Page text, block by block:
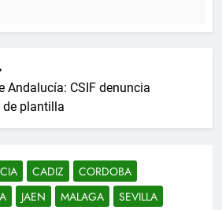
Andalucía: CSIF denuncia
plantilla
CADIZ
CORDOBA
JAEN MALAGA SEVILLA